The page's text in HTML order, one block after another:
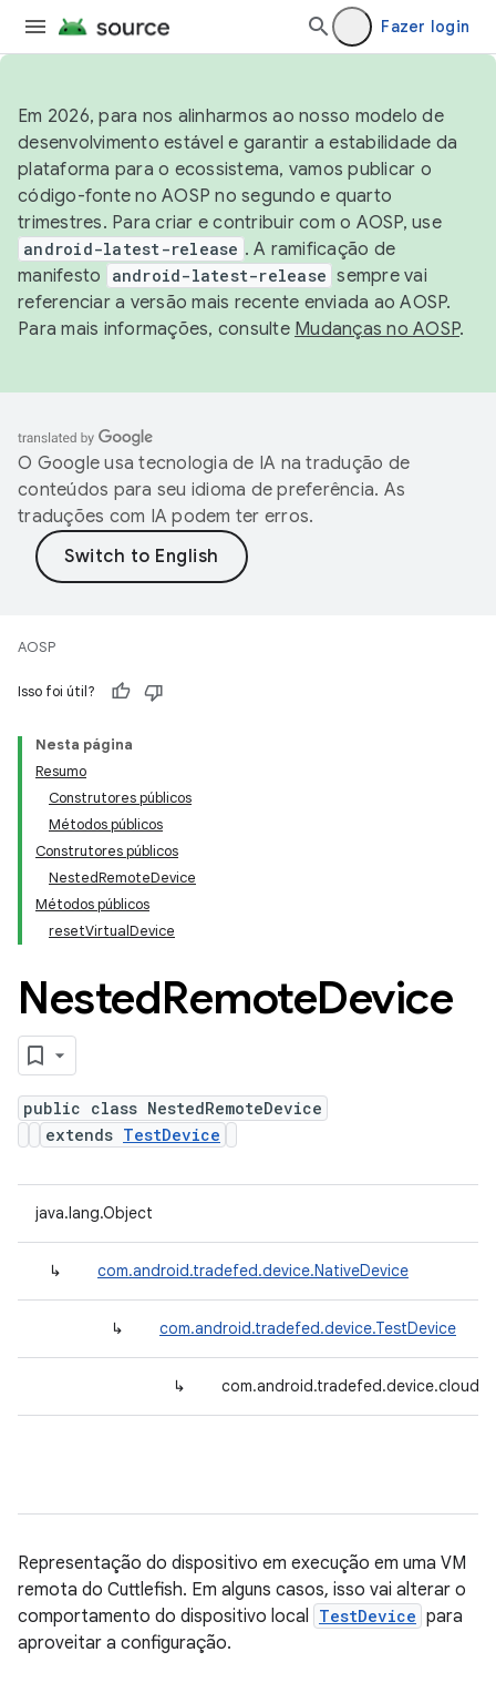
Fazer login
Em 2026, para nos alinharmos ao nosso modelo de
desenvolvimento estável e garantir a estabilidade da
plataforma para o ecossistema, vamos publicar o
código-fonte no AOSP no segundo e quarto
trimestres. Para criar e contribuir com o AOSP, use
android-latest-release . A ramificação de
manifesto
android-latest-release sempre vai
referenciar a versão mais recente enviada ao AOSP.
Para mais informações, consulte Mudanças no AOSP.
O Google usa tecnologia de IA na tradução de
conteúdos para seu idioma de preferência. As
traduções com IA podem ter erros.
AOSP
Isso foi útil?
Nesta página
Resumo
Construtores públicos
Métodos públicos
Construtores públicos
NestedRemoteDevice
Métodos públicos
resetVirtualDevice
NestedRemoteDevice
public class NestedRemoteDevice
extends TestDevice
java.lang.Object
↳ com.android.tradefed.device.NativeDevice
↳ com.android.tradefed.device.TestDevice
↳
Representação do dispositivo em execução em uma VM
remota do Cuttlefish. Em alguns casos, isso vai alterar o
comportamento do dispositivo local TestDevice para
aproveitar a configuração.